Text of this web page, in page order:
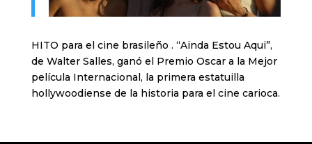
HITO para el cine brasileño . “Ainda Estou Aqui”,
de Walter Salles, ganó el Premio Oscar a la Mejor
película Internacional, la primera estatuilla
hollywoodiense de la historia para el cine carioca.